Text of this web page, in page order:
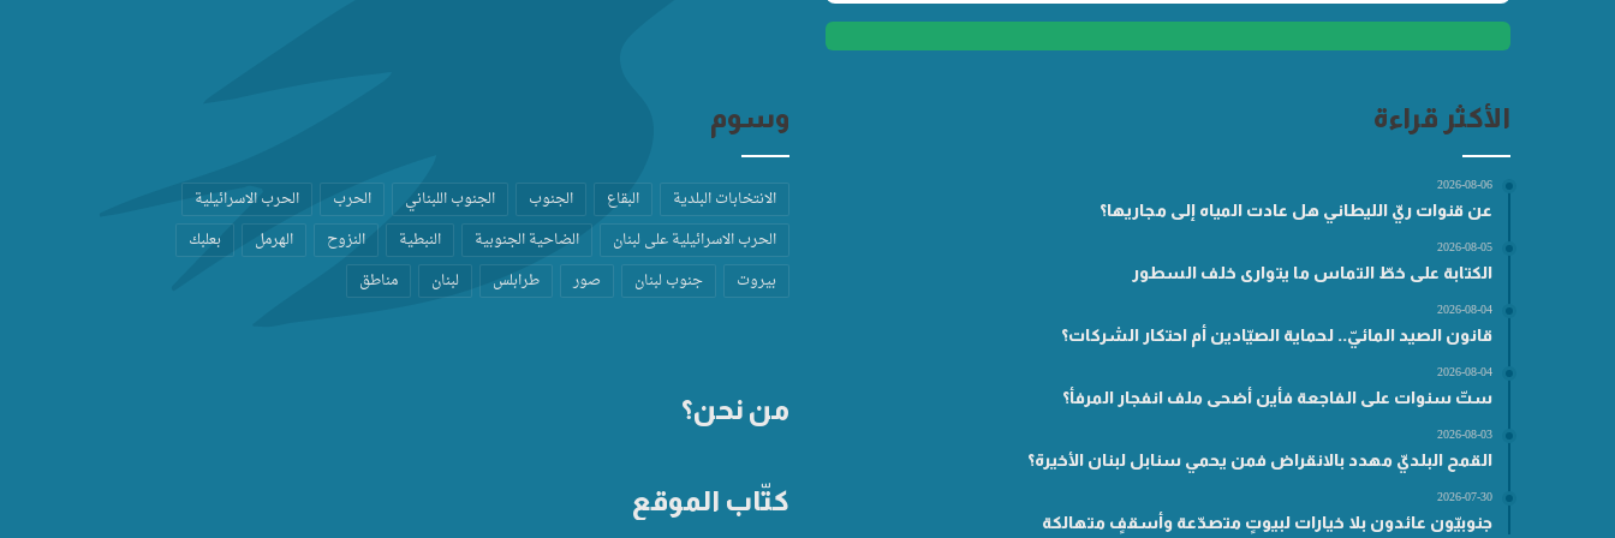
الأكثر قراءة
2026-08-06
عن قنوات ريّ الليطاني هل عادت المياه إلى مجاريها؟
2026-08-05
الكتابة على خطّ التماس ما يتوارى خلف السطور
2026-08-04
قانون الصيد المائيّ.. لحماية الصيّادين أم احتكار الشركات؟
2026-08-04
ستّ سنوات على الفاجعة فأين أضحى ملف انفجار المرفأ؟
2026-08-03
القمح البلديّ مهدد بالانقراض فمن يحمي سنابل لبنان الأخيرة؟
2026-07-30
جنوبيّون عائدون بلا خيارات لبيوتٍ متصدّعة وأسقفٍ متهالكة
وسوم
الانتخابات البلدية البقاع الجنوب الجنوب اللبناني الحرب
الحرب الاسرائيلية
الحرب الاسرائيلية على لبنان
الضاحية الجنوبية النبطية النزوح الهرمل
بعلبك
بيروت
جنوب لبنان صور طرابلس لبنان مناطق
من نحن؟
كتّاب الموقع